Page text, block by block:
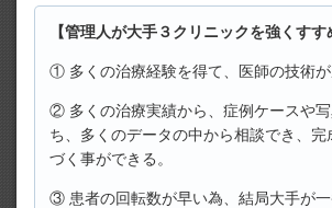
【管理人が大手３クリニックを強くすす
① 多くの治療経験を得て、医師の技術が
② 多くの治療実績から、症例ケースや
ち、多くのデータの中から相談でき、完
づく事ができる。
③ 患者の回転数が早い為、結局大手が